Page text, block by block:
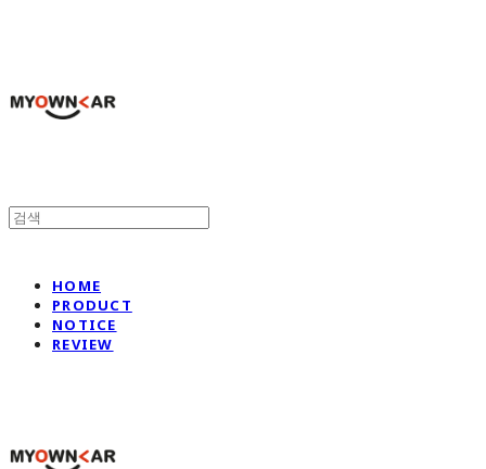
HOME
PRODUCT
NOTICE
REVIEW